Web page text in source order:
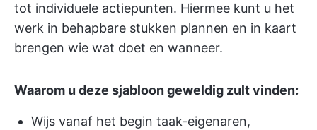
tot individuele actiepunten. Hiermee kunt u het
werk in behapbare stukken plannen en in kaart
brengen wie wat doet en wanneer.
Waarom u deze sjabloon geweldig zult vinden:
Wijs vanaf het begin taak-eigenaren,